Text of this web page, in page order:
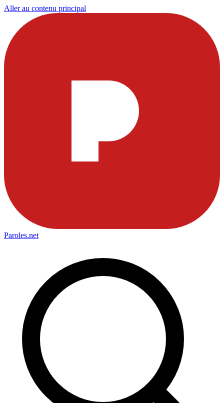
Aller au contenu principal
Paroles.net